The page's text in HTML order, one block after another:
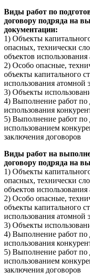
Виды работ по
договору подряда на
документации:
1) Объекты
опасных, технически
объектов
2) Особо опасные,
объекты капитального
использования атомной
3) Объекты
4) Выполнение работ по
использования
5) Выполнение работ по
использованием
заключения договоров
Виды работ на
договору подряда на
1) Объекты
опасных, технически
объектов
2) Особо опасные,
объекты капитального
использования атомной
3) Объекты
4) Выполнение работ по
использования
5) Выполнение работ по
использованием
заключения договоров